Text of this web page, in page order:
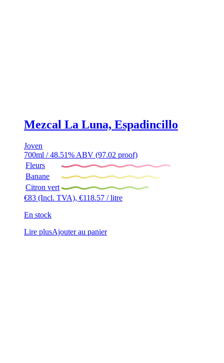
Mezcal La Luna, Espadincillo
Joven
700ml / 48.51% ABV (97.02 proof)
Fleurs
Banane
Citron vert
€83 (Incl. TVA), €118.57 / litre
En stock
Lire plusAjouter au panier